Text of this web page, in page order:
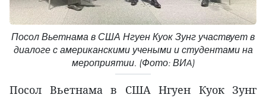
Посол Вьетнама в США Нгуен Куок Зунг участвует в
диалоге с американскими учеными и студентами на
мероприятии. (Фото: ВИA)
Посол Вьетнама в США Нгуен Куок Зунг